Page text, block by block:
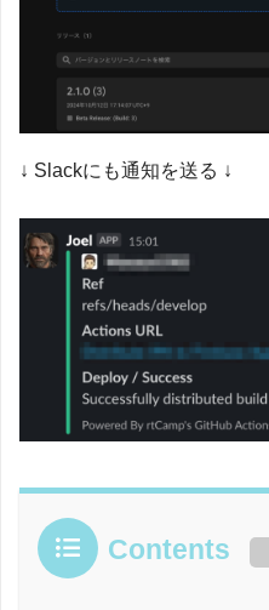
↓ Slackにも通知を送る ↓
Contents